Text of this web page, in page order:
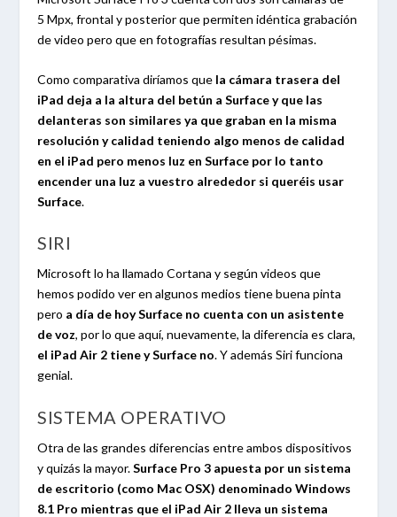
5 Mpx, frontal y posterior que permiten idéntica grabación
de video pero que en fotografías resultan pésimas.
Como comparativa diríamos que la cámara trasera del
iPad deja a la altura del betún a Surface y que las
delanteras son similares ya que graban en la misma
resolución y calidad teniendo algo menos de calidad
en el iPad pero menos luz en Surface por lo tanto
encender una luz a vuestro alrededor si queréis usar
Surface.
SIRI
Microsoft lo ha llamado Cortana y según videos que
hemos podido ver en algunos medios tiene buena pinta
pero a día de hoy Surface no cuenta con un asistente
de voz, por lo que aquí, nuevamente, la diferencia es clara,
el iPad Air 2 tiene y Surface no. Y además Siri funciona
genial.
SISTEMA OPERATIVO
Otra de las grandes diferencias entre ambos dispositivos
y quizás la mayor.Surface Pro 3 apuesta por un sistema
de escritorio (como Mac OSX) denominado Windows
8.1 Pro mientras que el iPad Air 2 lleva un sistema